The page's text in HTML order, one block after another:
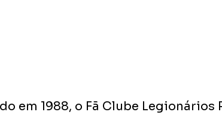
em 1988, o Fã Clube Legionários